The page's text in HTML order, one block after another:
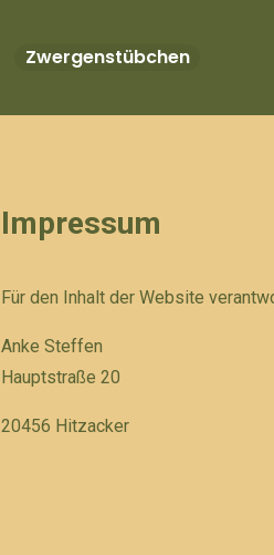
Zwergenstübchen
Impressum
Für den Inhalt der Website
Anke Steffen
Hauptstraße 20
20456 Hitzacker